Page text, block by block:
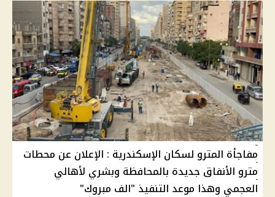
مفاجأة المترو لسكان الإسكندرية : الإعلان عن محطات
مترو الأنفاق جديدة بالمحافظة وبشري لأهالي
العجمي وهذا موعد التنفيذ "الف مبروك"